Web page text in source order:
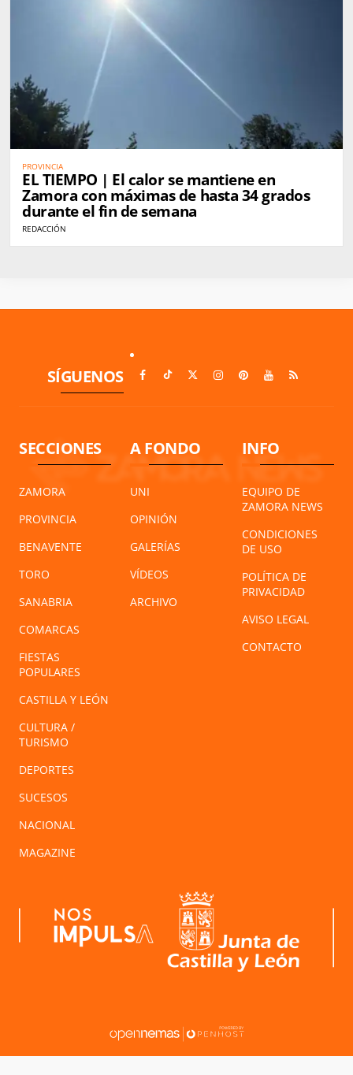
PROVINCIA
EL TIEMPO | El calor se mantiene en
Zamora con máximas de hasta 34 grados
durante el fin de semana
REDACCIÓN
SÍGUENOS
SECCIONES
ZAMORA
PROVINCIA
BENAVENTE
TORO
SANABRIA
COMARCAS
FIESTAS
POPULARES
CASTILLA Y LEÓN
CULTURA /
TURISMO
DEPORTES
SUCESOS
NACIONAL
MAGAZINE
A FONDO
UNI
OPINIÓN
GALERÍAS
VÍDEOS
ARCHIVO
INFO
EQUIPO DE
ZAMORA NEWS
CONDICIONES
DE USO
POLÍTICA DE
PRIVACIDAD
AVISO LEGAL
CONTACTO